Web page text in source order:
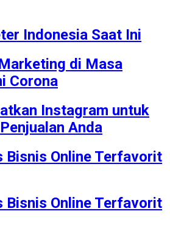
Indonesia Saat Ini
di Masa
Corona
Instagram untuk
Anda
Bisnis Online Terfavorit
Bisnis Online Terfavorit